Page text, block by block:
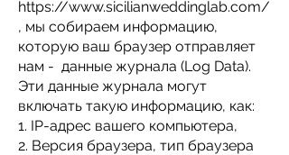
https://www.sicilianweddinglab.com/
, мы собираем информацию,
которую ваш браузер отправляет
нам - данные журнала (Log Data).
Эти данные журнала могут
включать такую ​​информацию, как:
1. IP-адрес вашего компьютера,
2. Версия браузера, тип браузера